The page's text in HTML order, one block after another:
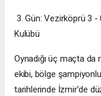
3. Gün: Vezirköprü 3
Kulübü
Oynadığı üç maçta
ekibi, bölge
tarihlerinde İzmir’de